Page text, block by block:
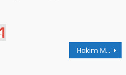
Hakim Mahkamah Syar’iyah Aceh Berikan Kuliah Umum Untuk Mahasiswa IAIN Papua